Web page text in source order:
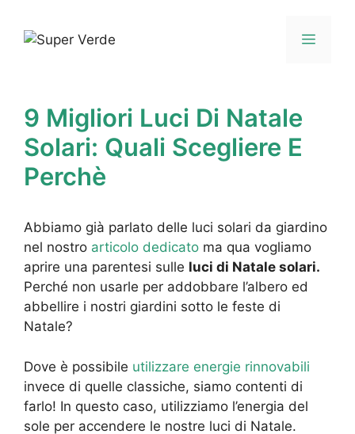
contenuto
Menu
9 Migliori Luci Di Natale
Solari: Quali Scegliere E
Perchè
Abbiamo già parlato delle luci solari da giardino
nel nostro articolo dedicato ma qua vogliamo
aprire una parentesi sulle luci di Natale solari.
Perché non usarle per addobbare l’albero ed
abbellire i nostri giardini sotto le feste di
Natale?
Dove è possibile utilizzare energie rinnovabili
invece di quelle classiche, siamo contenti di
farlo! In questo caso, utilizziamo l’energia del
sole per accendere le nostre luci di Natale.